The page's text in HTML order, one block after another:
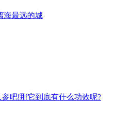
海最远的城
吧!那它到底有什么功效呢?